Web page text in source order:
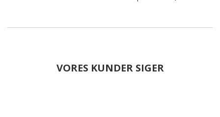
VORES KUNDER SIGER